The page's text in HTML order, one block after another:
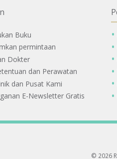
Buku
permintaan
Dokter
dan Perawatan
dan Pusat Kami
E-Newsletter Gratis
© 2026